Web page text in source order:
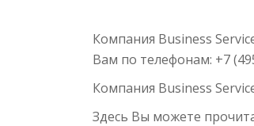
Компания Business
Вам по телефонам: +7
Компания Business
Здесь Вы можете